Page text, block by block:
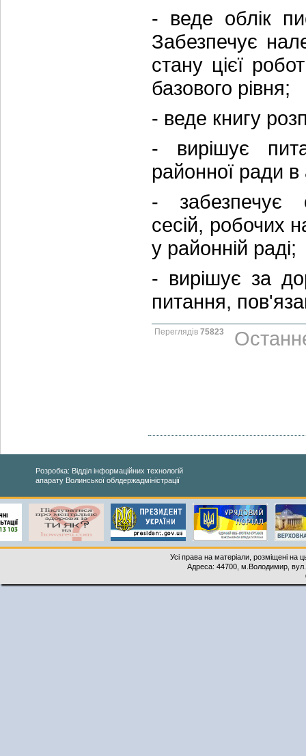
- веде облік
Забезпечує
стану цієї
базового рівня;
- веде книгу
- вирішує
районної ради в
- забезпечує
сесій, робочих
у районній раді;
- вирішує за
питання,
Переглядів 75823
Розробка: Відділ інформаційних технологій
апарату Волинської облдержадміністрації
Усі права на матеріали, розміщені на
Адреса: 44700, м.Володимир,